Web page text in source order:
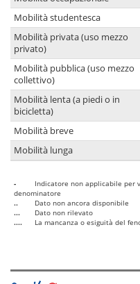
Mobilità studentesca
Mobilità privata (uso mezzo
privato)
Mobilità pubblica (uso mezzo
collettivo)
Mobilità lenta (a piedi o in
bicicletta)
Mobilità breve
Mobilità lunga
-
Indicatore non applicabile per
denominatore
..
Dato non ancora disponibile
...
Dato non rilevato
....
La mancanza o esiguità del